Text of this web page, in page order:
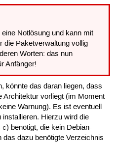
Notlösung und kann mit
die Paketverwaltung völlig
Worten: das nun
Anfänger!
könnte das daran liegen, dass
Architektur vorliegt (im Moment
Warnung). Es ist eventuell
Hierzu wird die
-c) benötigt, die kein Debian-
dazu benötigte Verzeichnis